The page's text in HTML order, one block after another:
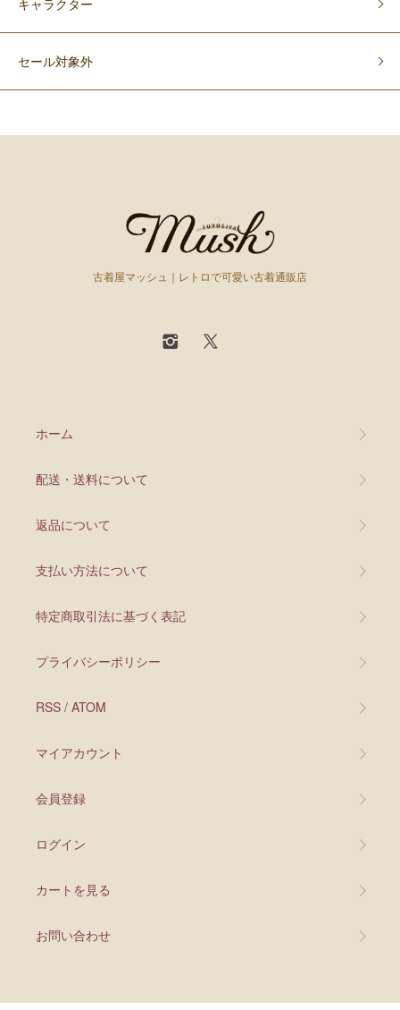
キャラクター
セール対象外
古着屋マッシュ｜レトロで可愛い古着通販店
ホーム
配送・送料について
返品について
支払い方法について
特定商取引法に基づく表記
プライバシーポリシー
RSS / ATOM
マイアカウント
会員登録
ログイン
カートを見る
お問い合わせ